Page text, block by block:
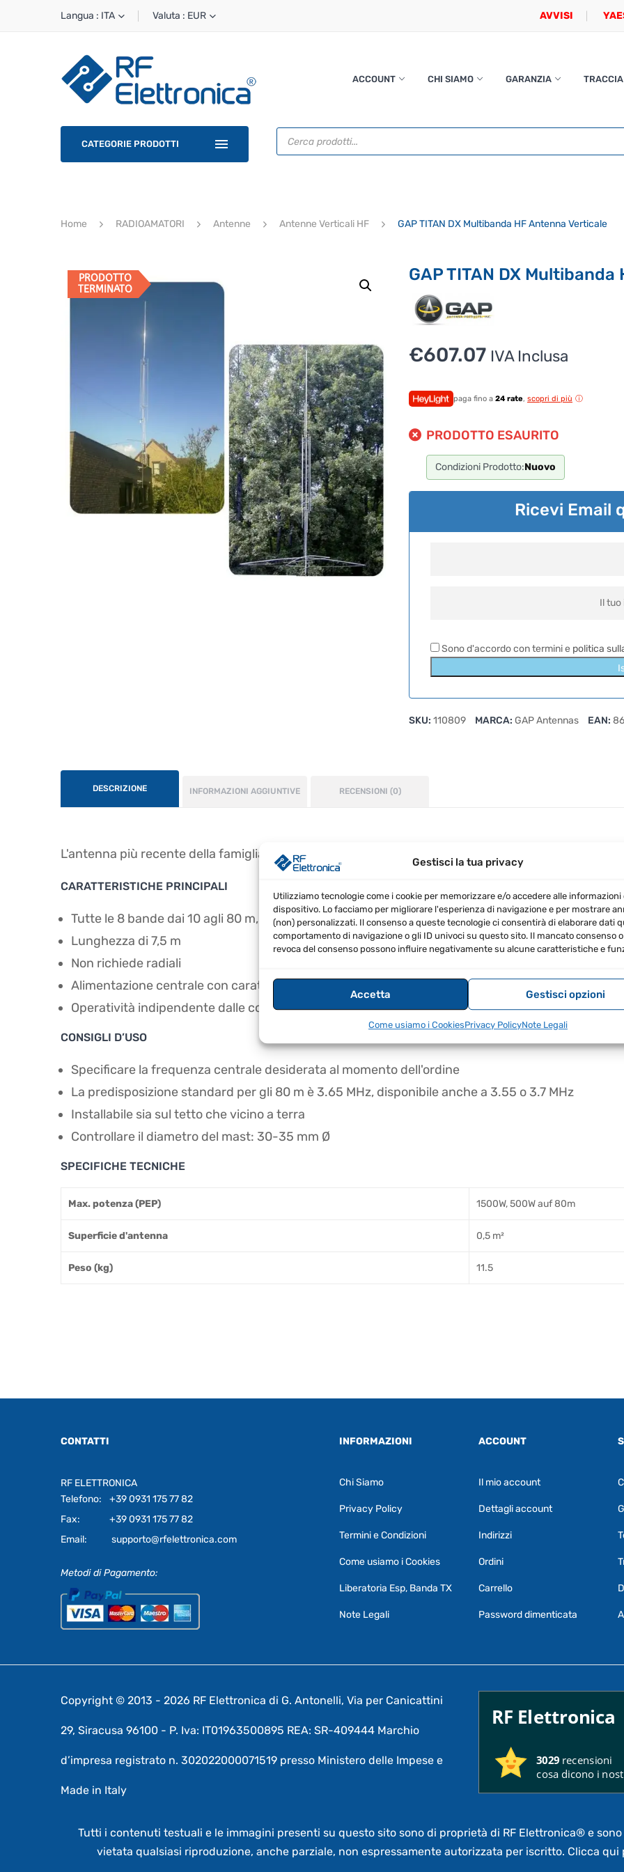
Gestisci la tua privacy
Utilizziamo tecnologie come i cookie per memorizzare e/o accedere alle informazioni
dispositivo. Lo facciamo per migliorare l'esperienza di navigazione e per mostrare
(non) personalizzati. Il consenso a queste tecnologie ci consentirà di elaborare dati
comportamento di navigazione o gli ID univoci su questo sito. Il mancato consenso
revoca del consenso possono influire negativamente su alcune caratteristiche e
Accetta Gestisci opzioni
Come usiamo i CookiesPrivacy PolicyNote Legali
Langua : ITA Valuta : EUR AVVISI
ACCOUNT CHI SIAMO GARANZIA
CATEGORIE PRODOTTI
Ricerca
prodotti
Home RADIOAMATORI Antenne Antenne Verticali HF GAP TITAN DX Multibanda HF Antenna Verticale
PRODOTTO
TERMINATO
GAP TITAN DX
€607.07 IVA Inclusa
paga fino a 24 rate, scopri di più
PRODOTTO ESAURITO
Condizioni Prodotto:Nuovo
Ricevi Email
Sono d'accordo con termini e politica
SKU: 110809 MARCA: GAP Antennas EAN:
DESCRIZIONE INFORMAZIONI AGGIUNTIVE RECENSIONI (0)
L'antenna più recente della famiglia GAP, progettata per coprire un ampio range di bande e con
CARATTERISTICHE PRINCIPALI
Tutte le 8 bande dai 10 agli 80 m, inclusi le WARC
Lunghezza di 7,5 m
Non richiede radiali
Alimentazione centrale con caratteristiche di VSWR 2:1 sulle gamme dai 10 ai 40 m
Operatività indipendente dalle condizioni del suolo
CONSIGLI D’USO
Specificare la frequenza centrale desiderata al momento dell'ordine
La predisposizione standard per gli 80 m è 3.65 MHz, disponibile anche a 3.55 o 3.7 MHz
Installabile sia sul tetto che vicino a terra
Controllare il diametro del mast: 30-35 mm Ø
SPECIFICHE TECNICHE
Max. potenza (PEP) 1500W, 500W auf 80m
Superficie d'antenna 0,5 m²
Peso (kg) 11.5
CONTATTI
RF ELETTRONICA
Telefono:
+39 0931 175 77 82
Fax:
+39 0931 175 77 82
Email:
supporto@rfelettronica.com
Metodi di Pagamento:
INFORMAZIONI
Chi Siamo
Privacy Policy
Termini e Condizioni
Come usiamo i Cookies
Liberatoria Esp, Banda TX
Note Legali
ACCOUNT
Il mio account
Dettagli account
Indirizzi
Ordini
Carrello
Password dimenticata
Copyright © 2013 - 2026 RF Elettronica di G. Antonelli, Via per Canicattini
29, Siracusa 96100 - P. Iva: IT01963500895 REA: SR-409444 Marchio
d’impresa registrato n. 302022000071519 presso Ministero delle Impese e
Made in Italy
RF Elettronica
3029 recensioni
cosa dicono i
Tutti i contenuti testuali e le immagini presenti su questo sito sono di proprietà di RF Elettronica® e
vietata qualsiasi riproduzione, anche parziale, non espressamente autorizzata per iscritto. Clicca qui